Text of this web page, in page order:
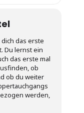
das erste
Du lernst ein
das erste mal
ob
ob du weiter
werden,